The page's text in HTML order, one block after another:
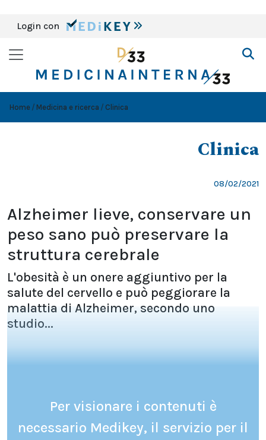
Login con
Home Medicina e ricerca Clinica
Clinica
08/02/2021
Alzheimer lieve, conservare un
peso sano può preservare la
struttura cerebrale
L'obesità è un onere aggiuntivo per la
salute del cervello e può peggiorare la
malattia di Alzheimer, secondo uno
studio...
Per visionare i contenuti è
necessario Medikey, il servizio per il